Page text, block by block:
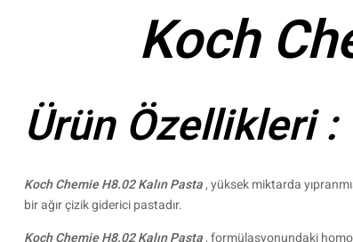
Koch
Ürün Özellikleri :
Koch Chemie H8.02 Kalın Pasta, yüksek miktarda
bir ağır çizik giderici pastadır.
Koch Chemie H8.02 Kalın Pasta, formülasyonundaki